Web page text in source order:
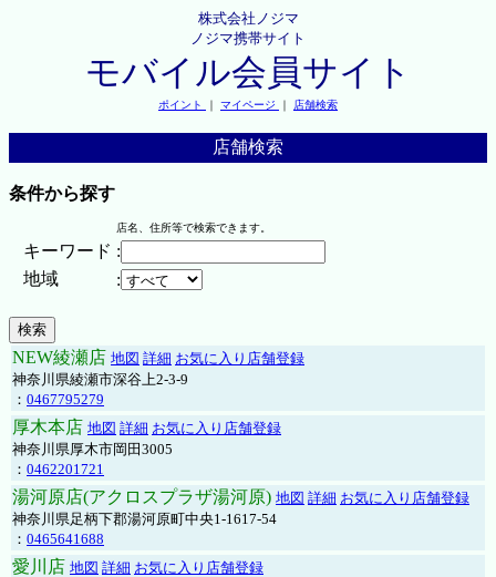
株式会社ノジマ
ノジマ携帯サイト
モバイル会員サイト
ポイント ｜ マイページ ｜ 店舗検索
店舗検索
条件から探す
店名、住所等で検索できます。
キーワード :
地域
:
NEW綾瀬店 地図 詳細 お気に入り店舗登録
神奈川県綾瀬市深谷上2-3-9
： 0467795279
厚木本店 地図 詳細 お気に入り店舗登録
神奈川県厚木市岡田3005
： 0462201721
湯河原店(アクロスプラザ湯河原) 地図 詳細 お気に入り店舗登録
神奈川県足柄下郡湯河原町中央1-1617-54
： 0465641688
愛川店 地図 詳細 お気に入り店舗登録